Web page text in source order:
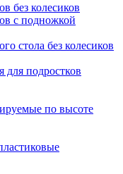
без колесиков
с подножкой
стола без колесиков
для подростков
по высоте